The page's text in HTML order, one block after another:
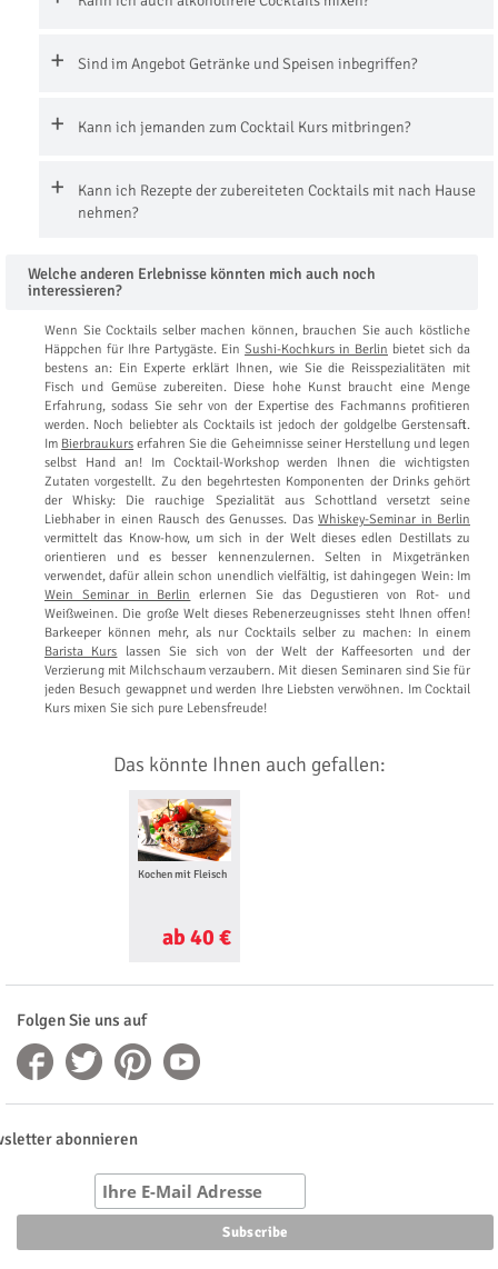
Sind im Angebot Getränke und Speisen inbegriffen?
Kann ich jemanden zum Cocktail Kurs mitbringen?
Kann ich Rezepte der zubereiteten Cocktails mit nach Hause
nehmen?
Welche anderen Erlebnisse könnten mich auch noch
interessieren?
Wenn Sie Cocktails selber machen können, brauchen Sie auch köstliche
Häppchen für Ihre Partygäste. Ein Sushi-Kochkurs in Berlin bietet sich da
bestens an: Ein Experte erklärt Ihnen, wie Sie die Reisspezialitäten mit
Fisch und Gemüse zubereiten. Diese hohe Kunst braucht eine Menge
Erfahrung, sodass Sie sehr von der Expertise des Fachmanns profitieren
werden. Noch beliebter als Cocktails ist jedoch der goldgelbe Gerstensaft.
Im Bierbraukurs erfahren Sie die Geheimnisse seiner Herstellung und legen
selbst Hand an! Im Cocktail-Workshop werden Ihnen die wichtigsten
Zutaten vorgestellt. Zu den begehrtesten Komponenten der Drinks gehört
der Whisky: Die rauchige Spezialität aus Schottland versetzt seine
Liebhaber in einen Rausch des Genusses. DasWhiskey-Seminar in Berlin
vermittelt das Know-how, um sich in der Welt dieses edlen Destillats zu
orientieren und es besser kennenzulernen. Selten in Mixgetränken
verwendet, dafür allein schon unendlich vielfältig, ist dahingegen Wein: Im
Wein Seminar in Berlin erlernen Sie das Degustieren von Rot- und
Weißweinen. Die große Welt dieses Rebenerzeugnisses steht Ihnen offen!
Barkeeper können mehr, als nur Cocktails selber zu machen: In einem
Barista Kurs lassen Sie sich von der Welt der Kaffeesorten und der
Verzierung mit Milchschaum verzaubern. Mit diesen Seminaren sind Sie für
jeden Besuch gewappnet und werden Ihre Liebsten verwöhnen. Im Cocktail
Kurs mixen Sie sich pure Lebensfreude!
Das könnte Ihnen auch gefallen:
Kochen mit Fleisch
ab 40 €
Folgen Sie uns auf
abonnieren